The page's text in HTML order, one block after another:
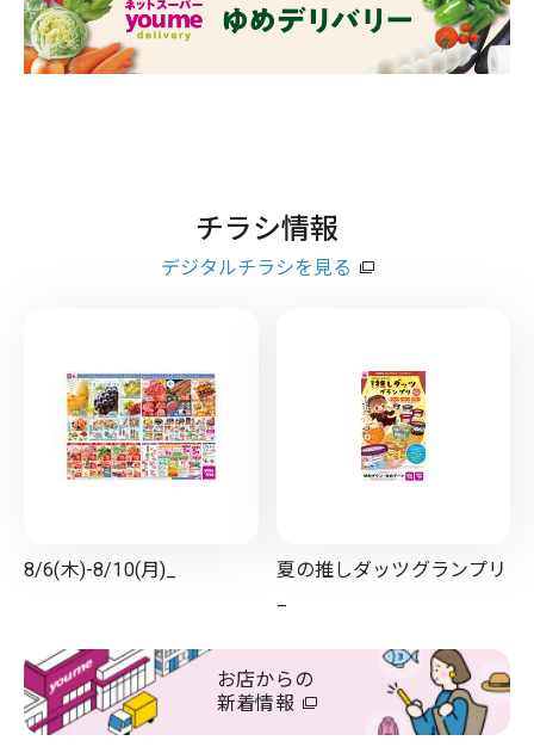
チラシ情報
デジタルチラシを見る
8/6(木)-8/10(月)_
夏の推しダッツグランプリ
お店からの
新着情報